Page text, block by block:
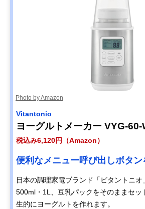
ヨーグルトメーカ
ー KYG-0800
のコン
デル
山善(YAMAZEN)
ヨーグルトメーカ
低温調
BRUNO コンパク
ト発酵メーカー エ
クリュ BOE108-
インテ
デザイン
ノー ヨーグルトメ
スター
甘酒メーカー糀美
人 MP201
適した
た甘酒
Photo by Amazon
‎Vitantonio
ヨーグルトメーカー VYG-60-
税込み6,120円（Amazon）
便利なメニュー呼び出しボタン
日本の調理家電ブランド「ビタントニ
500ml・1L、豆乳パックをそのままセッ
生的にヨーグルトを作れます。